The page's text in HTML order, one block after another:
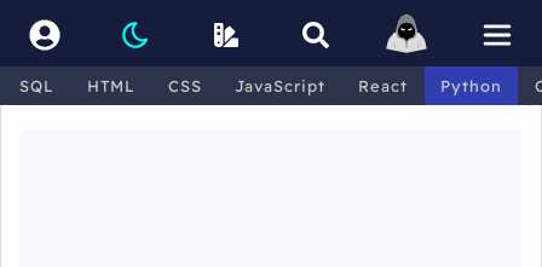
SQL HTML CSS JavaScript React Python